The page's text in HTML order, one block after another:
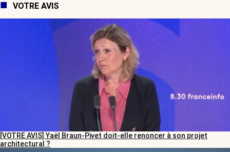
VOTRE AVIS
[VOTRE AVIS] Yaël Braun-Pivet doit-elle renoncer à son projet
architectural ?